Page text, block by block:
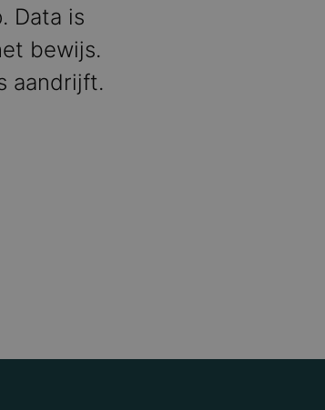
Data is
bewijs.
aandrijft.